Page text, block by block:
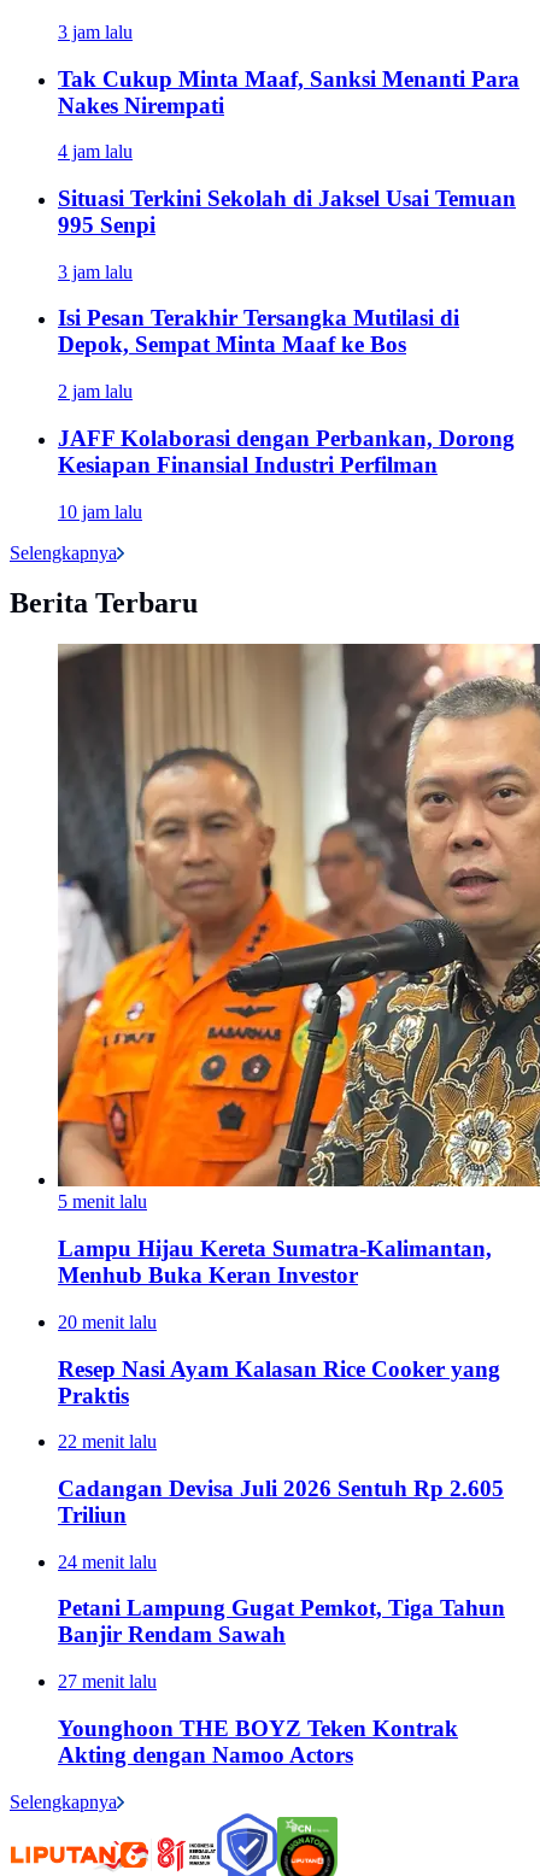
3 jam lalu
Tak Cukup Minta Maaf, Sanksi Menanti Para
Nakes Nirempati
4 jam lalu
Situasi Terkini Sekolah di Jaksel Usai Temuan
995 Senpi
3 jam lalu
Isi Pesan Terakhir Tersangka Mutilasi di
Depok, Sempat Minta Maaf ke Bos
2 jam lalu
JAFF Kolaborasi dengan Perbankan, Dorong
Kesiapan Finansial Industri Perfilman
10 jam lalu
Selengkapnya
Berita Terbaru
5 menit lalu
Lampu Hijau Kereta Sumatra-Kalimantan,
Menhub Buka Keran Investor
20 menit lalu
Resep Nasi Ayam Kalasan Rice Cooker yang
Praktis
22 menit lalu
Cadangan Devisa Juli 2026 Sentuh Rp 2.605
Triliun
24 menit lalu
Petani Lampung Gugat Pemkot, Tiga Tahun
Banjir Rendam Sawah
27 menit lalu
Younghoon THE BOYZ Teken Kontrak
Akting dengan Namoo Actors
Selengkapnya